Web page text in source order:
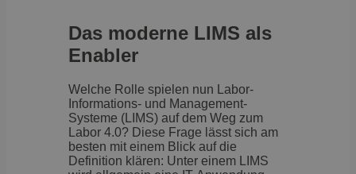
Das moderne LIMS als
Enabler
Welche Rolle spielen nun Labor-
Informations- und Management-
Systeme (LIMS) auf dem Weg zum
Labor 4.0? Diese Frage lässt sich am
besten mit einem Blick auf die
Definition klären: Unter einem LIMS